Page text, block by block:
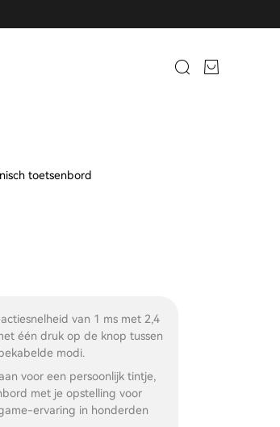
toetsenbord
van 1 ms met 2,4
één druk op de knop tussen
modi.
voor een persoonlijk tintje,
met je opstelling voor
ervaring in honderden